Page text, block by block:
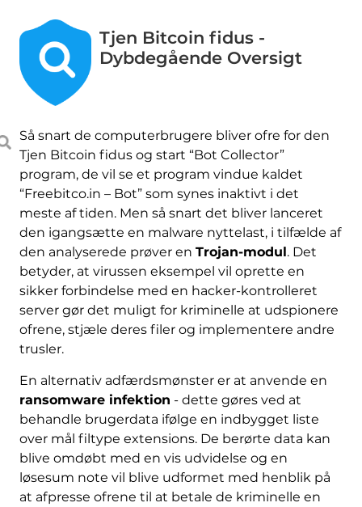
Tjen Bitcoin fidus -
Dybdegående Oversigt
Så snart de computerbrugere bliver ofre for den
Tjen Bitcoin fidus og start “Bot Collector”
program, de vil se et program vindue kaldet
“Freebitco.in – Bot” som synes inaktivt i det
meste af tiden. Men så snart det bliver lanceret
den igangsætte en malware nyttelast, i tilfælde af
den analyserede prøver en Trojan-modul. Det
betyder, at virussen eksempel vil oprette en
sikker forbindelse med en hacker-kontrolleret
server gør det muligt for kriminelle at udspionere
ofrene, stjæle deres filer og implementere andre
trusler.
En alternativ adfærdsmønster er at anvende en
ransomware infektion - dette gøres ved at
behandle brugerdata ifølge en indbygget liste
over mål filtype extensions. De berørte data kan
blive omdøbt med en vis udvidelse og en
løsesum note vil blive udformet med henblik på
at afpresse ofrene til at betale de kriminelle en